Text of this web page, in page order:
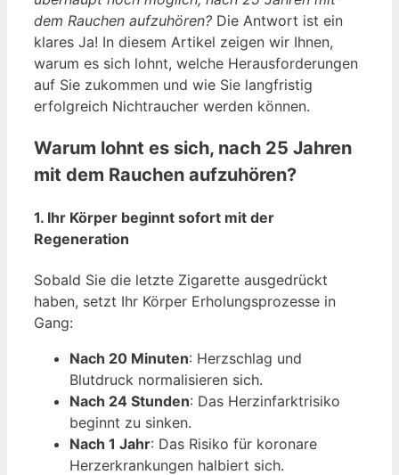
dem Rauchen aufzuhören? Die Antwort ist ein
klares Ja! In diesem Artikel zeigen wir Ihnen,
warum es sich lohnt, welche Herausforderungen
auf Sie zukommen und wie Sie langfristig
erfolgreich Nichtraucher werden können.
Warum lohnt es sich, nach 25 Jahren
mit dem Rauchen aufzuhören?
1. Ihr Körper beginnt sofort mit der
Regeneration
Sobald Sie die letzte Zigarette ausgedrückt
haben, setzt Ihr Körper Erholungsprozesse in
Gang:
Nach 20 Minuten: Herzschlag und
Blutdruck normalisieren sich.
Nach 24 Stunden: Das Herzinfarktrisiko
beginnt zu sinken.
Nach 1 Jahr: Das Risiko für koronare
Herzerkrankungen halbiert sich.